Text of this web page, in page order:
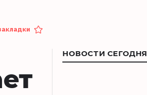
НОВОСТИ СЕГОДНЯ